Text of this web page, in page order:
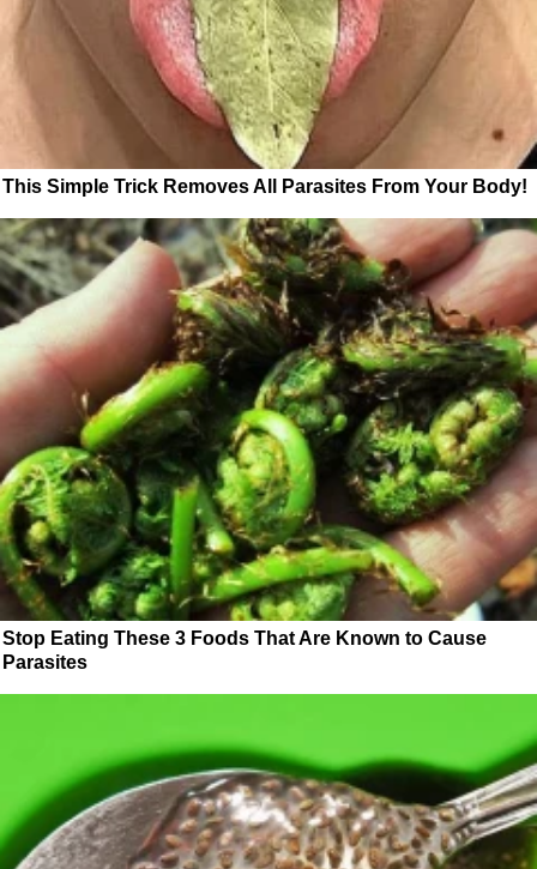
This Simple Trick Removes All Parasites From Your Body!
Stop Eating These 3 Foods That Are Known to Cause
Parasites